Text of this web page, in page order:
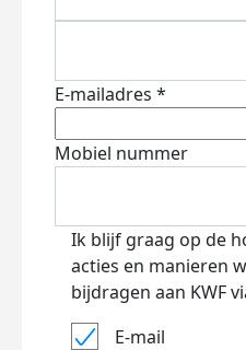
E-mailadres *
Mobiel nummer
Ik blijf graag op de
acties en manieren
bijdragen aan KWF
E-mail